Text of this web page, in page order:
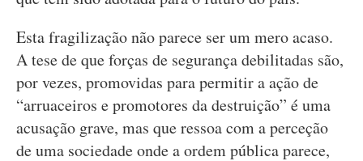
Esta fragilização não parece ser um mero acaso.
A tese de que forças de segurança debilitadas são,
por vezes, promovidas para permitir a ação de
“arruaceiros e promotores da destruição” é uma
acusação grave, mas que ressoa com a perceção
de uma sociedade onde a ordem pública parece,